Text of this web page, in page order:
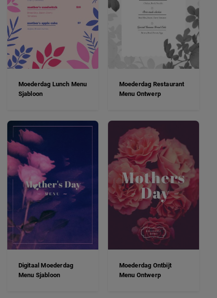
Moederdag Lunch Menu
Sjabloon
Moederdag Restaurant
Menu Ontwerp
Digitaal Moederdag
Menu Sjabloon
Moederdag Ontbijt
Menu Ontwerp